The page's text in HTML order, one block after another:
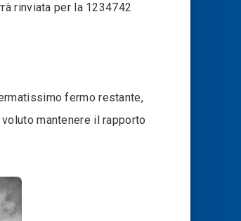
rinviata per la 1234742
fermo restante,
mantenere il rapporto